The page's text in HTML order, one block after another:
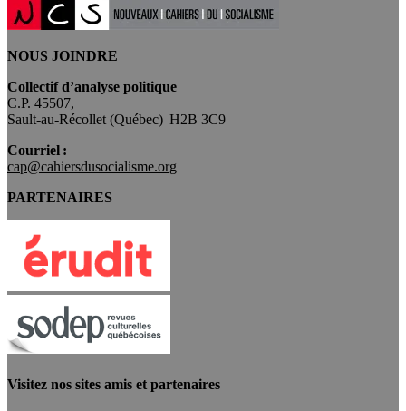
NOUS JOINDRE
Collectif d’analyse politique
C.P. 45507,
Sault-au-Récollet (Québec) H2B 3C9
Courriel :
cap@cahiersdusocialisme.org
PARTENAIRES
Visitez nos sites amis et partenaires